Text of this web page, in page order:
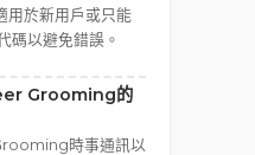
用於新用戶或只能
碼以避免錯誤。
Grooming的
時事通訊以